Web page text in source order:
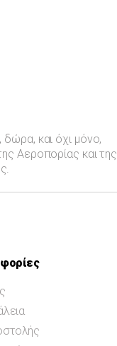
Αεροπορία
Αεροπορική Ισχύς
Τοίχου
δώρα, και όχι μόνο,
Αεροπορίας και της